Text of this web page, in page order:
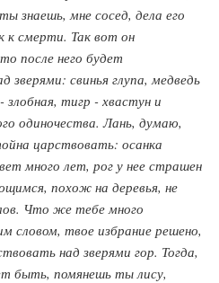
знаешь, мне сосед, дела его
к смерти. Так вот он
после него будет
зверями: свинья глупа, медведь
злобная, тигр - хвастун и
одиночества. Лань, думаю,
царствовать: осанка
много лет, рог у нее страшен
похож на деревья, не
Что же тебе много
словом, твое избрание решено,
над зверями гор. Тогда,
быть, помянешь ты лису,